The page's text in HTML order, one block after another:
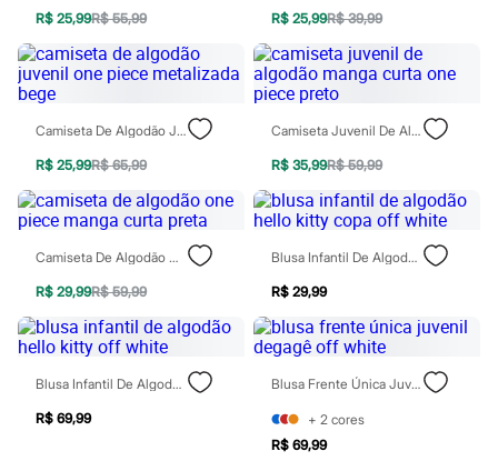
Cintas e Modeladores
Pijamas
Sutiãs e Tops
Moda praia
Maiôs
Saídas de praia
Personagens
Plus size
Blusas e Camisetas
Calças
Casacos e Jaquetas
Moda esportiva
Shorts e Saias
Vestidos
Masculino
Em alta
Dia dos Pais
Inverno
R$ 25,99R$ 55,99 R$ 25,99R$ 39,99
Camiseta De Algodão Juvenil One Piece Metalizada Bege
R$ 25,99R$ 65,99
Camiseta Juvenil De Algodão Manga Curta One Piece Preto
R$ 35,99R$ 59,99
Camiseta De Algodão One Piece Manga Curta Preta
R$ 29,99R$ 59,99
Blusa Infantil De Algodão Hello Kitty Copa Off White
R$ 29,99
Blusa Infantil De Algodão Hello Kitty Off White
R$ 69,99
Blusa Frente Única Juvenil Degagê Off White
+ 2 cores
R$ 69,99